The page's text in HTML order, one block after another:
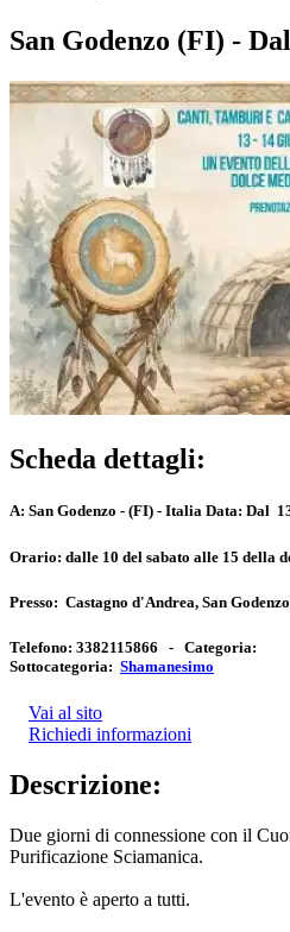
San Godenzo (FI) -
Scheda dettagli:
A: San Godenzo - (FI) - Italia Data: Dal
Orario: dalle 10 del sabato alle 15 della
Presso: Castagno d'Andrea, San
Telefono: 3382115866 - Categoria:
Sottocategoria: Shamanesimo
Vai al sito
Richiedi informazioni
Descrizione:
Due giorni di connessione con il
Purificazione Sciamanica.
L'evento è aperto a tutti.